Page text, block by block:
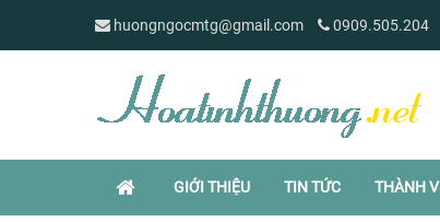
huongngocmtg@gmail.com 0909.505.204
GIỚI THIỆU TIN TỨC THÀNH